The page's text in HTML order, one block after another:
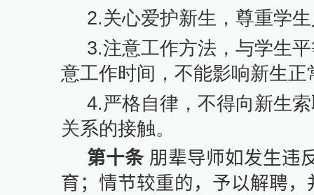
2.关心爱护新生，尊重学
3.注意工作方法，与学生
意工作时间，不能影响新生
4.严格自律，不得向新生
关系的接触。
第十条 朋辈导师如发生违
育；情节较重的，予以解聘